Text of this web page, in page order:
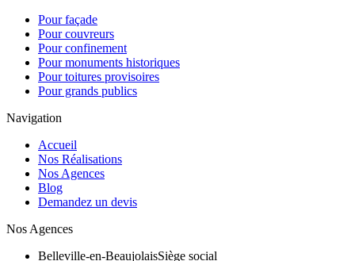
Pour façade
Pour couvreurs
Pour confinement
Pour monuments historiques
Pour toitures provisoires
Pour grands publics
Navigation
Accueil
Nos Réalisations
Nos Agences
Blog
Demandez un devis
Nos Agences
Belleville-en-BeaujolaisSiège social